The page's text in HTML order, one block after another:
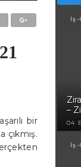
bir
çıkmış.
–
04